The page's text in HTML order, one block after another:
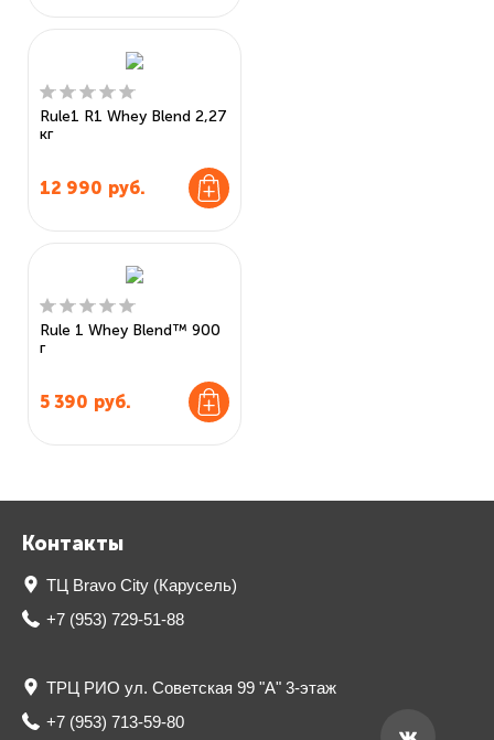
Rule1 R1 Whey Blend 2,27
кг
12 990 руб.
Rule 1 Whey Blend™ 900
г
5 390 руб.
Контакты
ТЦ Bravo City (Карусель)
+7 (953) 729-51-88
ТРЦ РИО ул. Советская 99 "А" 3-этаж
+7 (953) 713-59-80